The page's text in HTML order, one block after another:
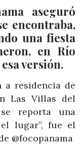
aseguró
encontraba,
una fiesta
en Río
versión.
a residencia de
Las Villas del
se reporta una
lugar”, fue el
@focopanama